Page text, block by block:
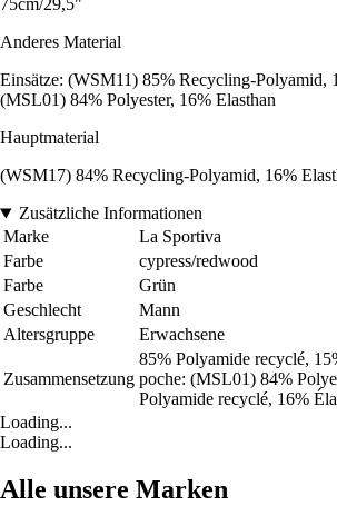
75cm/29,5"
Anderes Material
Einsätze: (WSM11) 85% Recycling-Polyamid,
(MSL01) 84% Polyester, 16% Elasthan
Hauptmaterial
(WSM17) 84% Recycling-Polyamid, 16%
Zusätzliche Informationen
Marke
La Sportiva
Farbe
cypress/redwood
Farbe
Grün
Geschlecht
Mann
Altersgruppe
Erwachsene
Zusammensetzung
85% Polyamide recyclé,
poche: (MSL01) 84%
Polyamide recyclé, 16%
Loading...
Loading...
Alle unsere Marken